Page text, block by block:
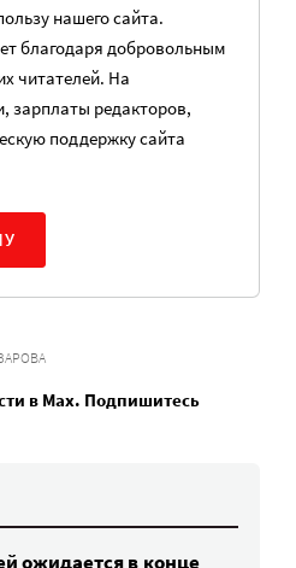
нашего сайта.
благодаря добровольным
читателей. На
зарплаты редакторов,
поддержку сайта
в Max. Подпишитесь
ожидается в конце